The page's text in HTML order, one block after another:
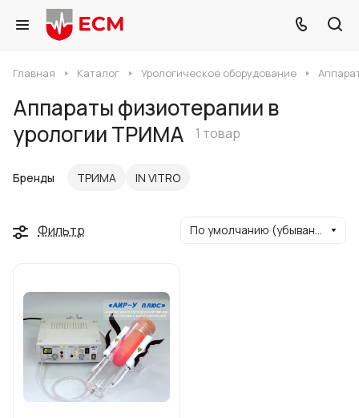
Главная Каталог Урологическое оборудование
Аппараты физиотерапии в
урологии ТРИМА
1 товар
Бренды ТРИМА IN VITRO
Фильтр По умолчанию (убывание)